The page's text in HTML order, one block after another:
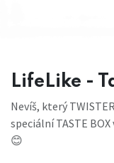
LifeLike -
Nevíš, který
speciální TASTE
😊